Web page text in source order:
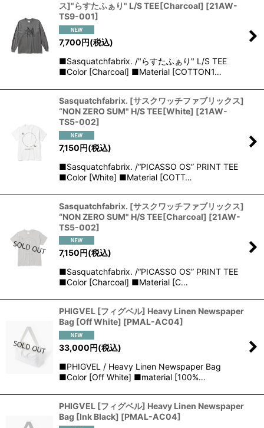
ス]"らすたふぁり" L/S TEE[Charcoal] [21AW-
TS9-001]
7,700円(税込)
■Sasquatchfabrix. /"らすたふぁり" L/S TEE
■Color [Charcoal] ■Material [COTTON1…
Sasquatchfabrix. [サスクワッチファブリックス]
“NON ZERO SUM" H/S TEE[White] [21AW-
TS5-002]
7,150円(税込)
■Sasquatchfabrix. /“PICASSO OS” PRINT TEE
■Color [White] ■Material [COTT…
Sasquatchfabrix. [サスクワッチファブリックス]
“NON ZERO SUM" H/S TEE[Charcoal] [21AW-
TS5-002]
7,150円(税込)
■Sasquatchfabrix. /“PICASSO OS” PRINT TEE
■Color [Charcoal] ■Material [C…
PHIGVEL [フィグベル] Heavy Linen Newspaper
Bag [Off White] [PMAL-AC04]
33,000円(税込)
■PHIGVEL / Heavy Linen Newspaper Bag
■Color [Off White] ■material [100%…
PHIGVEL [フィグベル] Heavy Linen Newspaper
Bag [Ink Black] [PMAL-AC04]